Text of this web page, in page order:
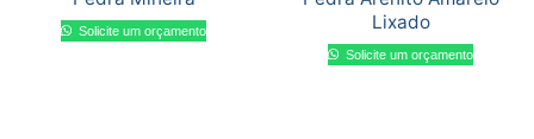
Solicite um orçamento
Lixado
Solicite um orçamento